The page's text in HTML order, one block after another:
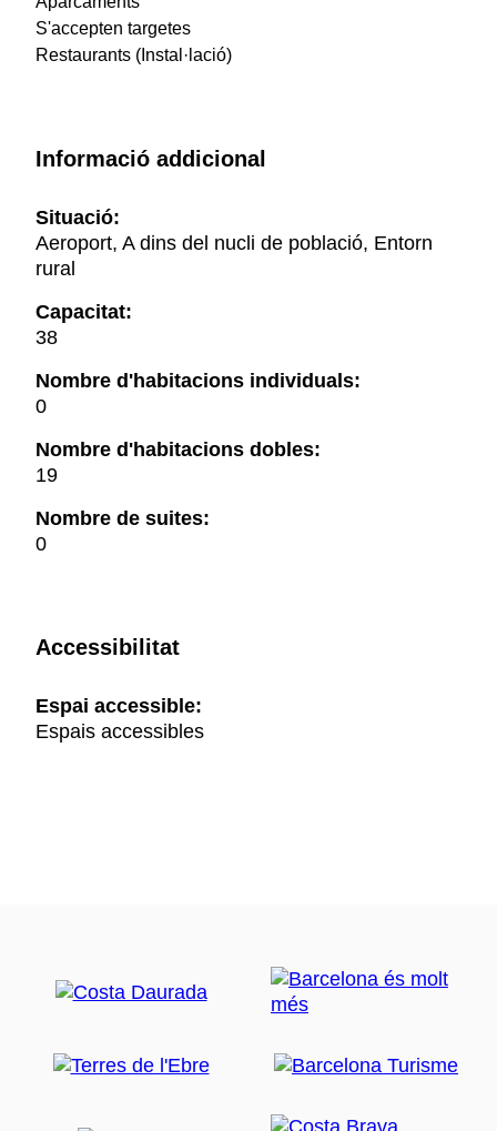
S'accepten targetes
Restaurants (Instal·lació)
Informació addicional
Situació:
Aeroport, A dins del nucli de població, Entorn
rural
Capacitat:
38
Nombre d'habitacions individuals:
0
Nombre d'habitacions dobles:
19
Nombre de suites:
0
Accessibilitat
Espai accessible:
Espais accessibles